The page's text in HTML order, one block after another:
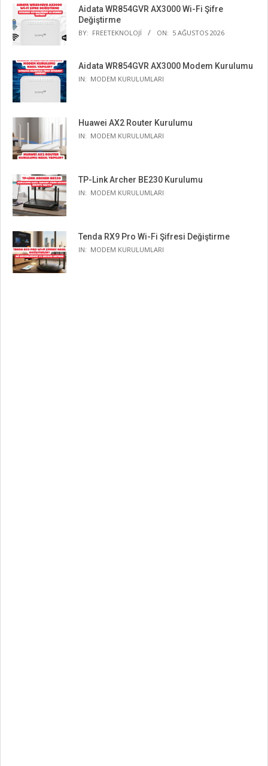
Aidata WR854GVR AX3000 Wi-Fi Şifre
Değiştirme
BY: FREETEKNOLOJI ON: 5 AĞUSTOS 2026
Aidata WR854GVR AX3000 Modem Kurulumu
IN: MODEM KURULUMLARI
Huawei AX2 Router Kurulumu
IN: MODEM KURULUMLARI
TP-Link Archer BE230 Kurulumu
IN: MODEM KURULUMLARI
Tenda RX9 Pro Wi-Fi Şifresi Değiştirme
IN: MODEM KURULUMLARI